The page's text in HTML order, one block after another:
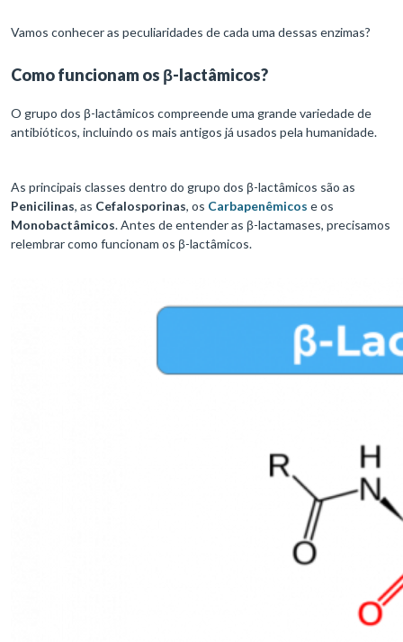
Vamos conhecer as peculiaridades de cada uma dessas enzimas?
Como funcionam os β-lactâmicos?
O grupo dos β-lactâmicos compreende uma grande variedade de
antibióticos, incluindo os mais antigos já usados pela humanidade.
As principais classes dentro do grupo dos β-lactâmicos são as
Penicilinas, as Cefalosporinas, os Carbapenêmicos e os
Monobactâmicos. Antes de entender as β-lactamases, precisamos
relembrar como funcionam os β-lactâmicos.